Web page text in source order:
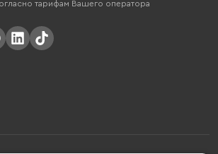
тарифам Вашего оператора